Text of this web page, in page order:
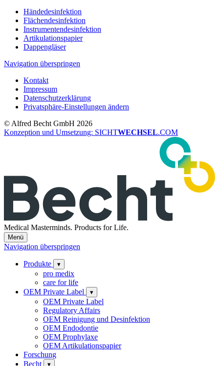
Händedesinfektion
Flächendesinfektion
Instrumentendesinfektion
Artikulationspapier
Dappengläser
Navigation überspringen
Kontakt
Impressum
Datenschutzerklärung
Privatsphäre-Einstellungen ändern
© Alfred Becht GmbH 2026
Konzeption und Umsetzung: SICHTWECHSEL.COM
Medical Masterminds. Products for Life.
Menü
Navigation überspringen
Produkte ▾
pro medix
care for life
OEM Private Label
▾
OEM Private Label
Regulatory Affairs
OEM Reinigung und Desinfektion
OEM Endodontie
OEM Prophylaxe
OEM Artikulationspapier
Forschung
Becht
▾